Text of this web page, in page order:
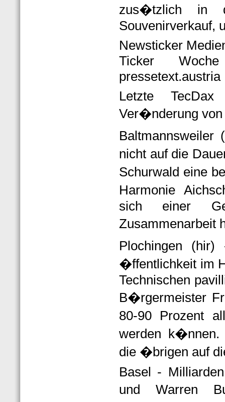
zus�tzlich in
Souvenirverkauf,
Newsticker
Ticker
pressetext.austria
Letzte
Ver�nderung von
nicht auf die
Schurwald eine
Harmonie
sich einer
Zusammenarbeit
Plochingen
�ffentlichkeit im
Technischen
B�rgermeister
80-90 Prozent
werden
die �brigen auf
Basel -
und Warren